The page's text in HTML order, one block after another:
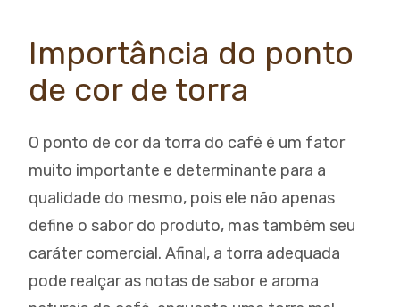
Importância do ponto
de cor de torra
O ponto de cor da torra do café é um fator
muito importante e determinante para a
qualidade do mesmo, pois ele não apenas
define o sabor do produto, mas também seu
caráter comercial. Afinal, a torra adequada
pode realçar as notas de sabor e aroma